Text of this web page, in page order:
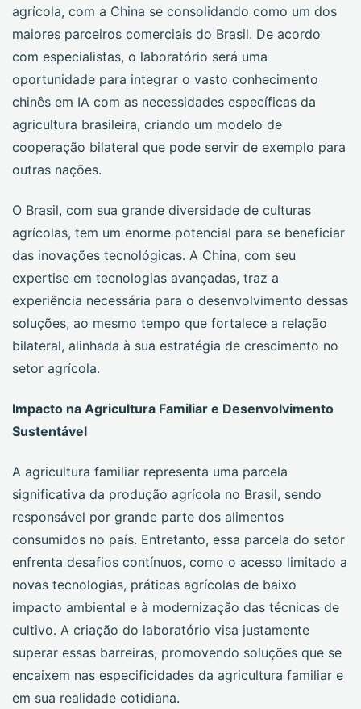
agrícola, com a China se consolidando como um dos
maiores parceiros comerciais do Brasil. De acordo
com especialistas, o laboratório será uma
oportunidade para integrar o vasto conhecimento
chinês em IA com as necessidades específicas da
agricultura brasileira, criando um modelo de
cooperação bilateral que pode servir de exemplo para
outras nações.
O Brasil, com sua grande diversidade de culturas
agrícolas, tem um enorme potencial para se beneficiar
das inovações tecnológicas. A China, com seu
expertise em tecnologias avançadas, traz a
experiência necessária para o desenvolvimento dessas
soluções, ao mesmo tempo que fortalece a relação
bilateral, alinhada à sua estratégia de crescimento no
setor agrícola.
Impacto na Agricultura Familiar e Desenvolvimento
Sustentável
A agricultura familiar representa uma parcela
significativa da produção agrícola no Brasil, sendo
responsável por grande parte dos alimentos
consumidos no país. Entretanto, essa parcela do setor
enfrenta desafios contínuos, como o acesso limitado a
novas tecnologias, práticas agrícolas de baixo
impacto ambiental e à modernização das técnicas de
cultivo. A criação do laboratório visa justamente
superar essas barreiras, promovendo soluções que se
encaixem nas especificidades da agricultura familiar e
em sua realidade cotidiana.